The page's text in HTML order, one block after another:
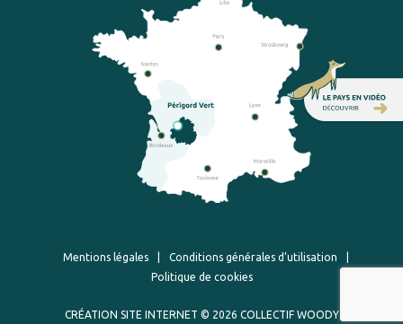
Mentions légales Conditions générales d’utilisation
Politique de cookies
CRÉATION SITE INTERNET © 2026 COLLECTIF WOODY